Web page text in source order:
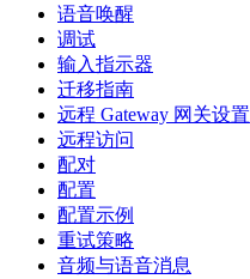
语音唤醒
调试
输入指示器
迁移指南
远程 Gateway 网关设置
远程访问
配对
配置
配置示例
重试策略
音频与语音消息